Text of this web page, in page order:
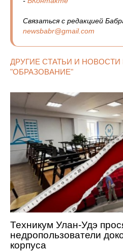
Связаться с редакцией
newsbabr@gmail.com
ДРУГИЕ СТАТЬИ И НОВОСТИ
"ОБРАЗОВАНИЕ"
Техникум Улан-Удэ
недропользователи
корпуса